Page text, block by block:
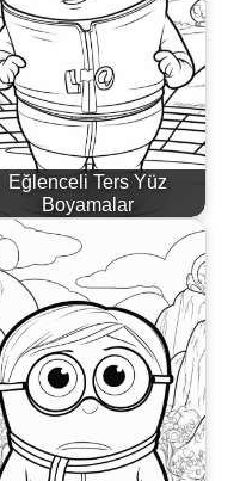
Eğlenceli Ters Yüz
Boyamalar